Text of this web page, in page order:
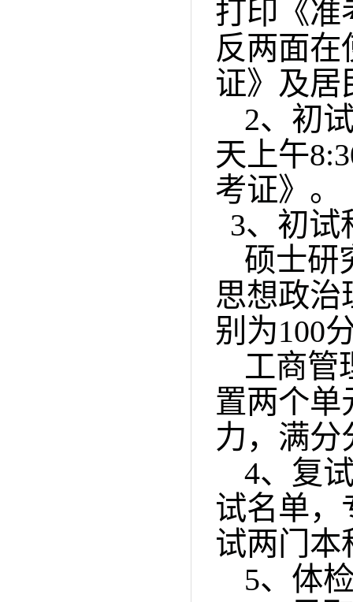
打印《准
反两面在
证》及居
2、初
天上午
考证》。
3、初试
硕士研
思想政治
别为100
工商管
置两个单
力，满分
4、复
试名单，
试两门本
5、体